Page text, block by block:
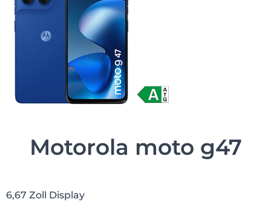
Motorola moto g47
6,67 Zoll Display